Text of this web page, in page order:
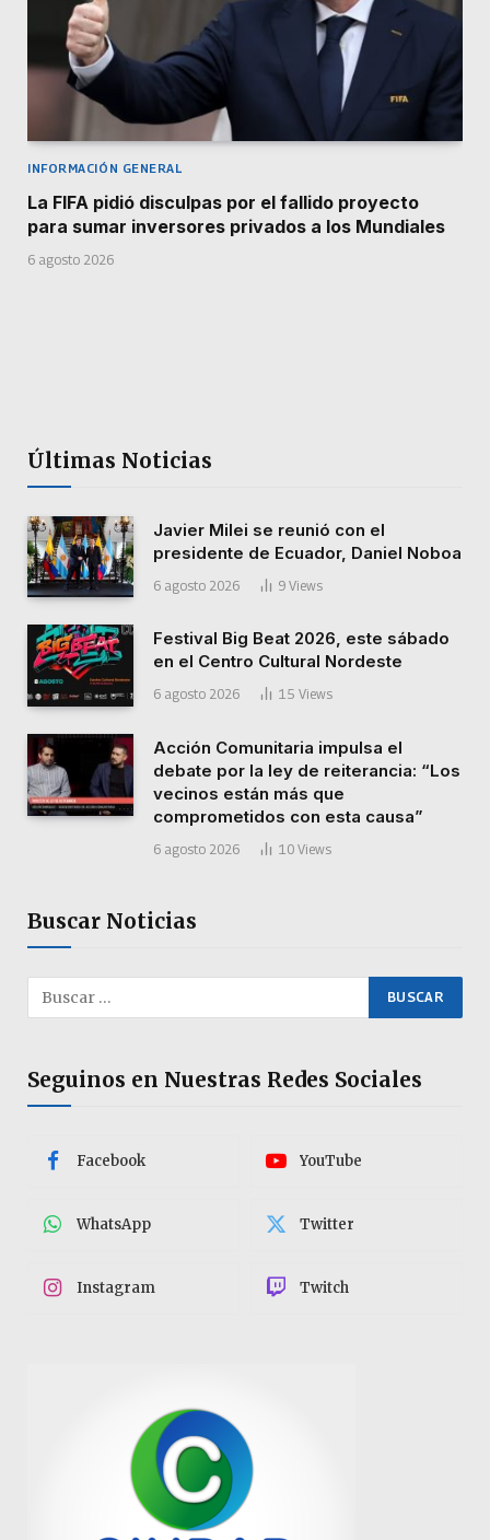
INFORMACIÓN GENERAL
La FIFA pidió disculpas por el fallido proyecto
para sumar inversores privados a los Mundiales
6 agosto 2026
Últimas Noticias
Javier Milei se reunió con el
presidente de Ecuador, Daniel Noboa
6 agosto 2026 9 Views
Festival Big Beat 2026, este sábado
en el Centro Cultural Nordeste
6 agosto 2026 15 Views
Acción Comunitaria impulsa el
debate por la ley de reiterancia: “Los
vecinos están más que
comprometidos con esta causa”
6 agosto 2026 10 Views
Buscar Noticias
Seguinos en Nuestras Redes Sociales
Facebook YouTube
WhatsApp Twitter
Instagram Twitch